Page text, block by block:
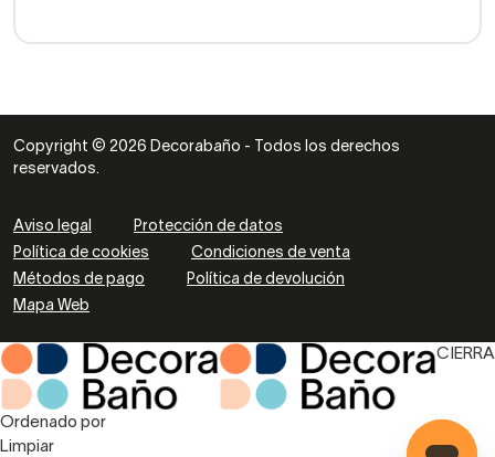
Copyright © 2026 Decorabaño - Todos los derechos
reservados.
Aviso legal
Protección de datos
Política de cookies
Condiciones de venta
Métodos de pago
Política de devolución
Mapa Web
CIERRA
Ordenado por
Limpiar